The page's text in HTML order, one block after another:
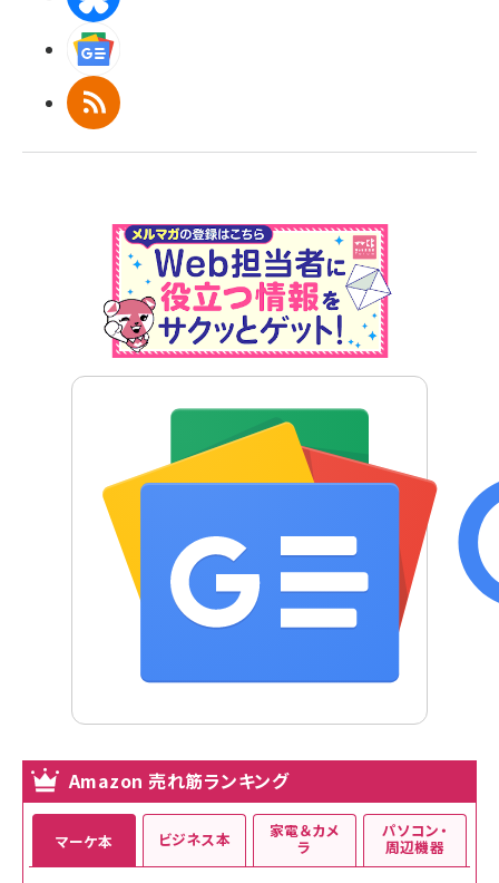
RSS
Amazon 売れ筋ランキング
マーケ本 ビジネス本 家電＆カメ
ラ
パソコン・
周辺機器